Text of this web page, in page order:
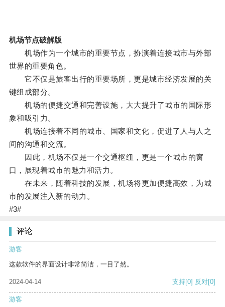
机场节点破解版
机场作为一个城市的重要节点，扮演着连接城市与外部
世界的重要角色。
它不仅是旅客出行的重要场所，更是城市经济发展的关
键组成部分。
机场的便捷交通和完善设施，大大提升了城市的国际形
象和吸引力。
机场连接着不同的城市、国家和文化，促进了人与人之
间的沟通和交流。
因此，机场不仅是一个交通枢纽，更是一个城市的窗
口，展现着城市的魅力和活力。
在未来，随着科技的发展，机场将更加便捷高效，为城
市的发展注入新的动力。
#3#
评论
游客
这款软件的界面设计非常简洁，一目了然。
2024-04-14 支持[0] 反对[0]
游客